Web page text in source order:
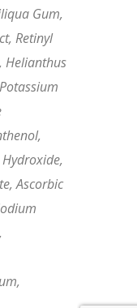
Gum,
Retinyl
Helianthus
Ascorbic